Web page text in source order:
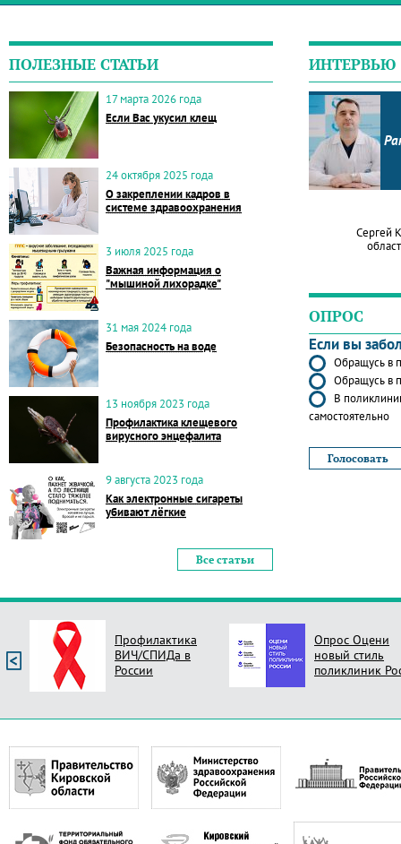
ПОЛЕЗНЫЕ СТАТЬИ
17 марта 2026 года
Если Вас укусил клещ
24 октября 2025 года
О закреплении кадров в
системе здравоохранения
3 июля 2025 года
Важная информация о
"мышиной лихорадке"
31 мая 2024 года
Безопасность на воде
13 ноября 2023 года
Профилактика клещевого
вирусного энцефалита
9 августа 2023 года
Как электронные сигареты
убивают лёгкие
Все статьи
ИНТЕРВЬЮ
Сергей
ОПРОС
Если вы
Обращусь в
Обращусь в
В
самостоятельно
Профилактика
ВИЧ/СПИДа в
России
Опрос Оцени
новый стиль
поликлиник